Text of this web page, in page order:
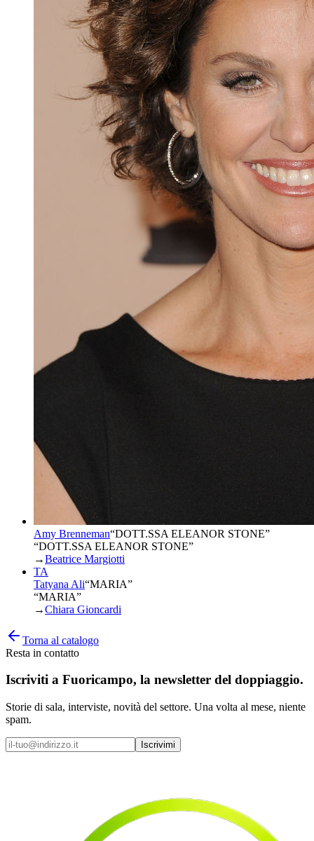
Amy Brenneman“DOTT.SSA ELEANOR STONE”
“DOTT.SSA ELEANOR STONE”
→Beatrice Margiotti
TA
Tatyana Ali“MARIA”
“MARIA”
→Chiara Gioncardi
Torna al catalogo
Resta in contatto
Iscriviti a Fuoricampo, la newsletter del doppiaggio.
Storie di sala, interviste, novità del settore. Una volta al mese, niente
spam.
Iscrivimi